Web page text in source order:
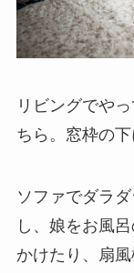
リビングでや
ちら。窓枠の
ソファでダラ
し、娘をお風
かけたり、扇